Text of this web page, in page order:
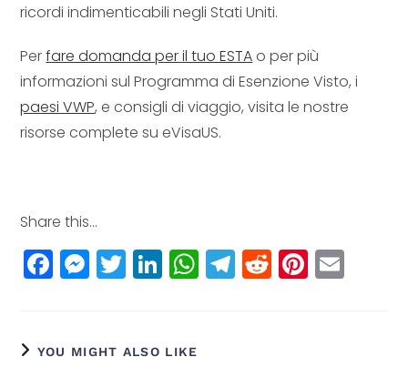
ricordi indimenticabili negli Stati Uniti.
Perfare domanda per il tuo ESTAo per più
informazioni sul Programma di Esenzione Visto, i
paesi VWP, e consigli di viaggio, visita le nostre
risorse complete su eVisaUS.
Share this...
F
a
e
M
e
e
T
w
e
Li
n
e
W
h
T
el
R
e
Pi
n
YOU MIGHT ALSO LIKE